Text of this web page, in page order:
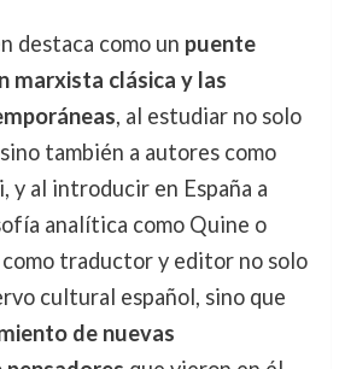
destaca como un puente
marxista clásica y las
, al estudiar no solo
también a autores como
y al introducir en España a
analítica como Quine o
traductor y editor no solo
cultural español, sino que
de nuevas